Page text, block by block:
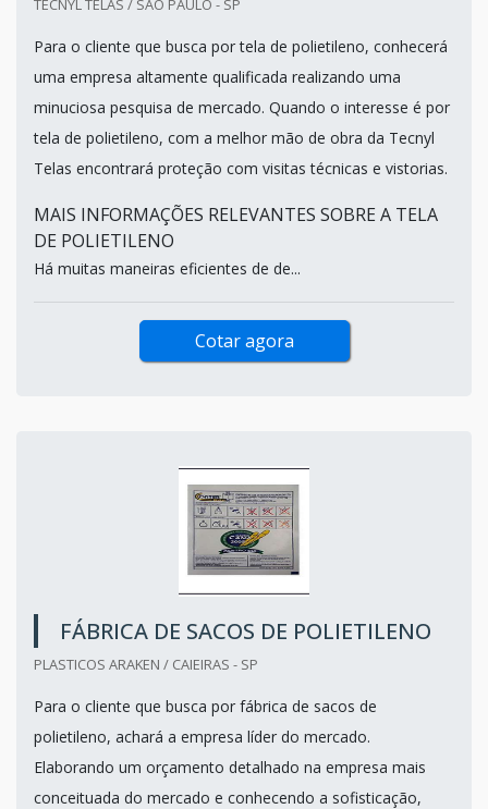
Para o cliente que busca por tela de polietileno, conhecerá
uma empresa altamente qualificada realizando uma
minuciosa pesquisa de mercado. Quando o interesse é por
tela de polietileno, com a melhor mão de obra da Tecnyl
Telas encontrará proteção com visitas técnicas e vistorias.
MAIS INFORMAÇÕES RELEVANTES SOBRE A TELA
DE POLIETILENO
Há muitas maneiras eficientes de de...
Cotar agora
FÁBRICA DE SACOS DE POLIETILENO
PLASTICOS ARAKEN / CAIEIRAS - SP
Para o cliente que busca por fábrica de sacos de
polietileno, achará a empresa líder do mercado.
Elaborando um orçamento detalhado na empresa mais
conceituada do mercado e conhecendo a sofisticação,